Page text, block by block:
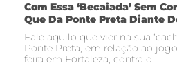
Com Essa ‘becaiada’ Sem
Que Da Ponte Preta Diante
Fale aquilo que vier na sua
Ponte Preta, em relação ao
feira em Fortaleza, contra o